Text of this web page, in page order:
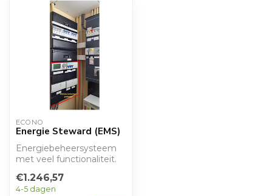
ECONO
Energie Steward (EMS)
Energiebeheersysteem
met veel functionaliteit.
huishoudens di...
€1.246,57
4-5 dagen